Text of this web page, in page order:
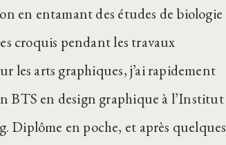
en entamant des études de biologie
croquis pendant les travaux
les arts graphiques, j’ai rapidement
BTS en design graphique à l’Institut
Diplôme en poche, et après quelques